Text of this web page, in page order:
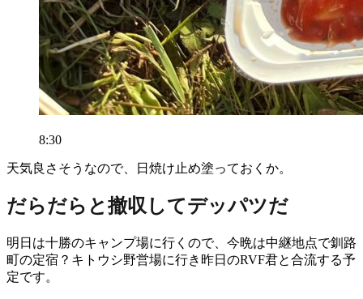
8:30
天気良さそうなので、日焼け止め塗っておくか。
だらだらと撤収してデッパツだ
明日は十勝のキャンプ場に行くので、今晩は中継地点で釧路
町の定宿？キトウシ野営場に行き昨日のRVF君と合流する予
定です。